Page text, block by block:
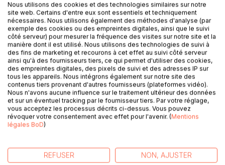
DESCRIPTION
Les Humains sont au sommet de leur technologie, quand
leur curiosité va leur jouer un mauvais tour. C'est à ce
moment là que la Terre décide de reprendre le pouvoir afin
d'éviter sa destruction.
La fée Hiyo qui hante la comète Nakayomoto va l'aider
dans sa mission en lui envoyant les Na'ring. Ils vont se
retrouver plongés dans des aventures époustouflantes.
AUTEUR(S)
Nous utilisons des cookies et des technologies similaires sur notre
site web. Certains d'entre eux sont essentiels et techniquement
nécessaires. Nous utilisons également des méthodes d'analyse (par
exemple des cookies ou des empreintes digitales, ainsi que le suivi
côté serveur) pour mesurer la fréquence des visites sur notre site et la
manière dont il est utilisé. Nous utilisons des technologies de suivi à
des fins de marketing et recourons à cet effet au suivi côté serveur
ainsi qu'à des fournisseurs tiers, ce qui permet d'utiliser des cookies,
des empreintes digitales, des pixels de suivi et des adresses IP sur
tous les appareils. Nous intégrons également sur notre site des
contenus tiers provenant d'autres fournisseurs (plateformes vidéo).
Nous n'avons aucune influence sur le traitement ultérieur des données
et sur un éventuel tracking par le fournisseur tiers. Par votre réglage,
vous acceptez les processus décrits ci-dessus. Vous pouvez
révoquer votre consentement avec effet pour l'avenir. (Mentions
légales BoD)
REFUSER NON, AJUSTER